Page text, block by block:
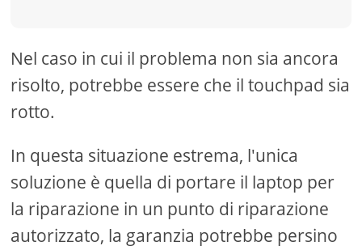
Nel caso in cui il problema non sia ancora
risolto, potrebbe essere che il touchpad sia
rotto.
In questa situazione estrema, l'unica
soluzione è quella di portare il laptop per
la riparazione in un punto di riparazione
autorizzato, la garanzia potrebbe persino